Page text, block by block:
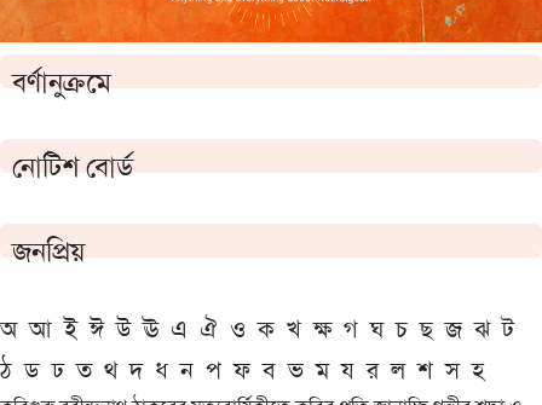
বর্ণানুক্রমে
নোটিশ বোর্ড
জনপ্রিয়
অ আ ই ঈ উ ঊ এ ঐ ও ক খ ক্ষ গ ঘ চ ছ জ ঝ ট
ঠ ড ঢ ত থ দ ধ ন প ফ ব ভ ম য র ল শ স হ